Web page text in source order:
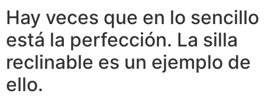
Hay veces que en lo sencillo
está la perfección. La silla
reclinable es un ejemplo de
ello.